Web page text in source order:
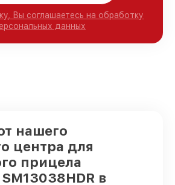
Вы соглашаетесь на обработку
данных
нашего
центра для
прицела
в